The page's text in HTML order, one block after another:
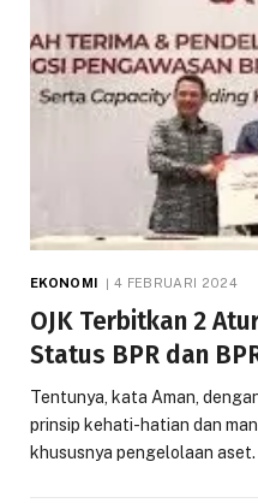
EKONOMI 4 FEBRUARI 2024
OJK Terbitkan 2
Status BPR dan
Tentunya, kata Aman,
prinsip kehati-hatian dan
khususnya pengelolaan aset.